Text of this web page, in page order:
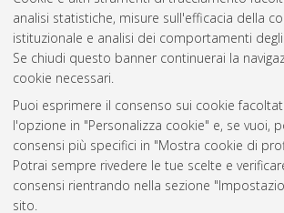
analisi statistiche, misure sull'efficacia della
istituzionale e analisi dei comportamenti
Se chiudi questo banner continuerai la
cookie necessari.
Puoi esprimere il consenso sui cookie
l'opzione in "Personalizza cookie" e, se vuoi,
consensi più specifici in "Mostra cookie di
Potrai sempre rivedere le tue scelte e
consensi rientrando nella sezione
sito.
Gestione del documento:
Atom
Rss 1.0
Rss 2.0